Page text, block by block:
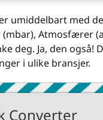
umiddelbart med
(mbar), Atmosfærer
deg. Ja, den
i ulike bransjer.
Converter